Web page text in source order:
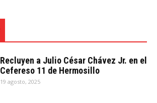
Recluyen a Julio César Chávez Jr. en el
Cefereso 11 de Hermosillo
19 agosto, 2025